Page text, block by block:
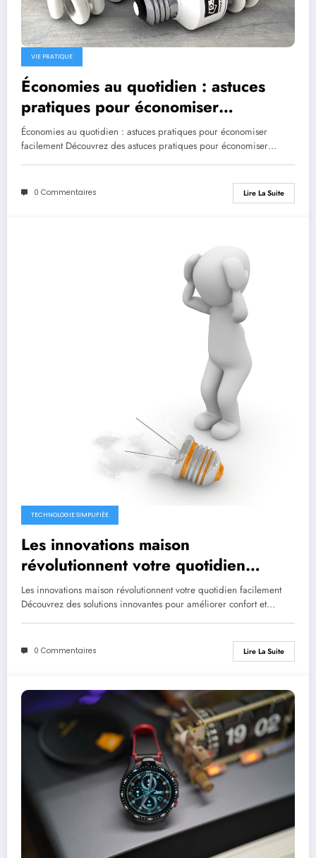
VIE PRATIQUE
Économies au quotidien : astuces
pratiques pour économiser
facilement
Économies au quotidien : astuces pratiques pour économiser
facilement Découvrez des astuces pratiques pour économiser…
0 Commentaires Lire La Suite
TECHNOLOGIE SIMPLIFIÉE
Les innovations maison
révolutionnent votre quotidien
facilement
Les innovations maison révolutionnent votre quotidien facilement
Découvrez des solutions innovantes pour améliorer confort et…
0 Commentaires Lire La Suite